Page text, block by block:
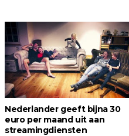
Nederlander geeft bijna 30
euro per maand uit aan
streamingdiensten